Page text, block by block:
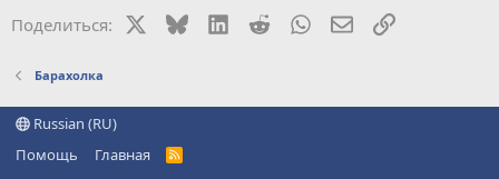
Поделиться: BlueskyLinkedIn
RedditWhatsAppЭлектронная
Ссылка
Барахолка
Russian (RU)
Помощь
Главная
R